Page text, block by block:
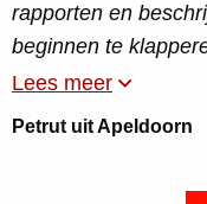
rapporten en
beginnen te
Lees meer
Petrut uit Apeldoorn